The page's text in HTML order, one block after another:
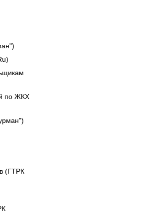
по ЖКХ
(ГТРК